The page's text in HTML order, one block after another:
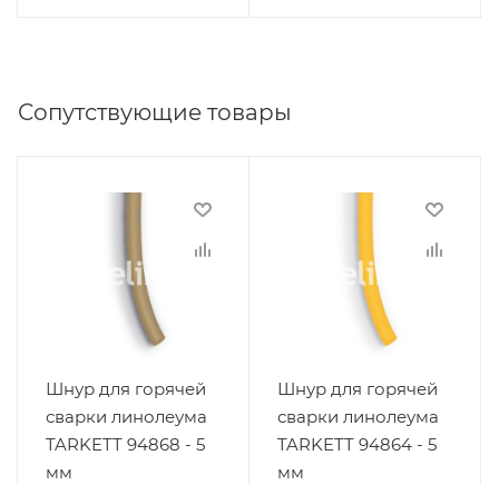
Сопутствующие товары
Шнур для горячей
сварки линолеума
TARKETT 94868 - 5
мм
Шнур для горячей
сварки линолеума
TARKETT 94864 - 5
мм